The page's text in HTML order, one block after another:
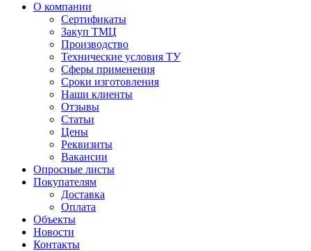
О компании
Сертификаты
Закуп ТМЦ
Производство
Технические условия ТУ
Сферы применения
Сроки изготовления
Наши клиенты
Отзывы
Статьи
Цены
Реквизиты
Вакансии
Опросные листы
Покупателям
Доставка
Оплата
Объекты
Новости
Контакты